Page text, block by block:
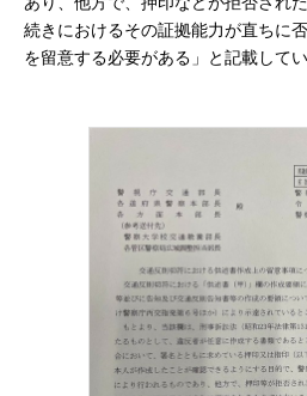
続きにおけるその証拠能力が直ちに
を留意する必要がある」と記載してい